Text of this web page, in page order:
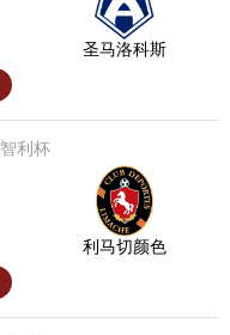
圣马洛科斯
智利杯
利马切颜色